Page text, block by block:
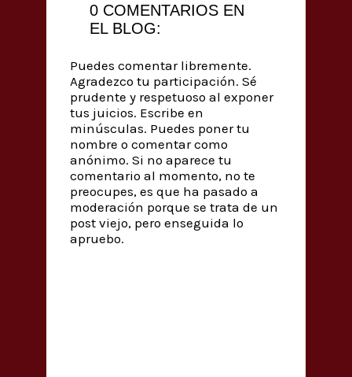
0 COMENTARIOS EN
EL BLOG:
Puedes comentar libremente.
Agradezco tu participación. Sé
prudente y respetuoso al exponer
tus juicios. Escribe en
minúsculas. Puedes poner tu
nombre o comentar como
anónimo. Si no aparece tu
comentario al momento, no te
preocupes, es que ha pasado a
moderación porque se trata de un
post viejo, pero enseguida lo
apruebo.